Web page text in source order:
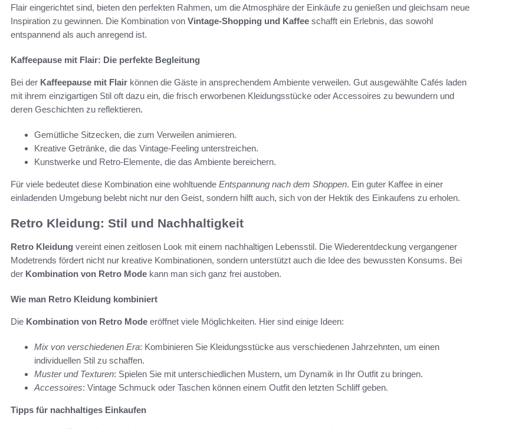
Flair eingerichtet sind, bieten den perfekten Rahmen, um die Atmosphäre der Einkäufe zu genießen und gleichsam neue
Inspiration zu gewinnen. Die Kombination von Vintage-Shopping und Kaffee schafft ein Erlebnis, das sowohl
entspannend als auch anregend ist.
Kaffeepause mit Flair: Die perfekte Begleitung
Bei der Kaffeepause mit Flair können die Gäste in ansprechendem Ambiente verweilen. Gut ausgewählte Cafés laden
mit ihrem einzigartigen Stil oft dazu ein, die frisch erworbenen Kleidungsstücke oder Accessoires zu bewundern und
deren Geschichten zu reflektieren.
Gemütliche Sitzecken, die zum Verweilen animieren.
Kreative Getränke, die das Vintage-Feeling unterstreichen.
Kunstwerke und Retro-Elemente, die das Ambiente bereichern.
Für viele bedeutet diese Kombination eine wohltuende Entspannung nach dem Shoppen. Ein guter Kaffee in einer
einladenden Umgebung belebt nicht nur den Geist, sondern hilft auch, sich von der Hektik des Einkaufens zu erholen.
Retro Kleidung: Stil und Nachhaltigkeit
Retro Kleidung vereint einen zeitlosen Look mit einem nachhaltigen Lebensstil. Die Wiederentdeckung vergangener
Modetrends fördert nicht nur kreative Kombinationen, sondern unterstützt auch die Idee des bewussten Konsums. Bei
der Kombination von Retro Mode kann man sich ganz frei austoben.
Wie man Retro Kleidung kombiniert
Die Kombination von Retro Mode eröffnet viele Möglichkeiten. Hier sind einige Ideen:
Mix von verschiedenen Era: Kombinieren Sie Kleidungsstücke aus verschiedenen Jahrzehnten, um einen
individuellen Stil zu schaffen.
Muster und Texturen: Spielen Sie mit unterschiedlichen Mustern, um Dynamik in Ihr Outfit zu bringen.
Accessoires: Vintage Schmuck oder Taschen können einem Outfit den letzten Schliff geben.
Tipps für nachhaltiges Einkaufen